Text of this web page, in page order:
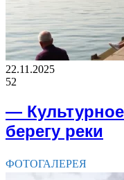
22.11.2025
52
—
берегу реки
ФОТОГАЛЕРЕЯ